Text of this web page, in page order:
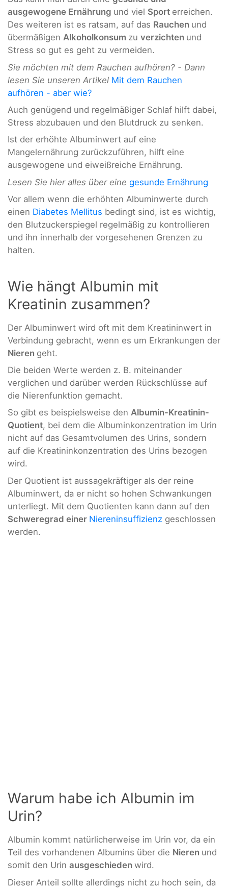
ausgewogene Ernährung und viel Sport erreichen.
Des weiteren ist es ratsam, auf das Rauchen und
übermäßigen Alkoholkonsum zu verzichten und
Stress so gut es geht zu vermeiden.
Sie möchten mit dem Rauchen aufhören? - Dann
lesen Sie unseren Artikel Mit dem Rauchen
aufhören - aber wie?
Auch genügend und regelmäßiger Schlaf hilft dabei,
Stress abzubauen und den Blutdruck zu senken.
Ist der erhöhte Albuminwert auf eine
Mangelernährung zurückzuführen, hilft eine
ausgewogene und eiweißreiche Ernährung.
Lesen Sie hier alles über eine gesunde Ernährung
Vor allem wenn die erhöhten Albuminwerte durch
einen Diabetes Mellitus bedingt sind, ist es wichtig,
den Blutzuckerspiegel regelmäßig zu kontrollieren
und ihn innerhalb der vorgesehenen Grenzen zu
halten.
Wie hängt Albumin mit
Kreatinin zusammen?
Der Albuminwert wird oft mit dem Kreatininwert in
Verbindung gebracht, wenn es um Erkrankungen der
Nieren geht.
Die beiden Werte werden z. B. miteinander
verglichen und darüber werden Rückschlüsse auf
die Nierenfunktion gemacht.
So gibt es beispielsweise den Albumin-Kreatinin-
Quotient, bei dem die Albuminkonzentration im Urin
nicht auf das Gesamtvolumen des Urins, sondern
auf die Kreatininkonzentration des Urins bezogen
wird.
Der Quotient ist aussagekräftiger als der reine
Albuminwert, da er nicht so hohen Schwankungen
unterliegt. Mit dem Quotienten kann dann auf den
Schweregrad einer Niereninsuffizienz geschlossen
werden.
Warum habe ich Albumin im
Urin?
Albumin kommt natürlicherweise im Urin vor, da ein
Teil des vorhandenen Albumins über die Nieren und
somit den Urin ausgeschieden wird.
Dieser Anteil sollte allerdings nicht zu hoch sein, da